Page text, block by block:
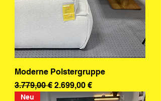
Moderne Polstergruppe
Standardpreis
3.779,00 € Sale-Preis
2.699,00 €
Neu